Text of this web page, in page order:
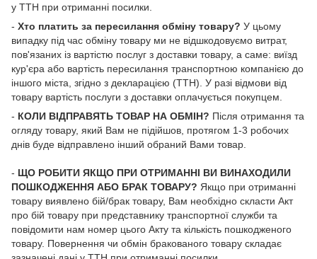
у ТТН при отриманні посилки.
- Хто платить за пересилання обміну товару? У цьому
випадку під час обміну товару ми не відшкодовуємо витрат,
пов'язаних із вартістю послуг з доставки товару, а саме: виїзд
кур'єра або вартість пересилання транспортною компанією до
іншого міста, згідно з декларацією (ТТН). У разі відмови від
товару вартість послуги з доставки оплачується покупцем.
- КОЛИ ВІДПРАВЯТЬ ТОВАР НА ОБМІН? Після отримання та
огляду товару, який Вам не підійшов, протягом 1-3 робочих
днів буде відправлено інший обраний Вами товар.
- ЩО РОБИТИ ЯКЩО ПРИ ОТРИМАННІ ВИ ВИНАХОДИЛИ
ПОШКОДЖЕННЯ АБО БРАК ТОВАРУ? Якщо при отриманні
товару виявлено бій/брак товару, Вам необхідно скласти Акт
про бій товару при представнику транспортної служби та
повідомити нам номер цього Акту та кількість пошкодженого
товару. Повернення чи обмін бракованого товару складає